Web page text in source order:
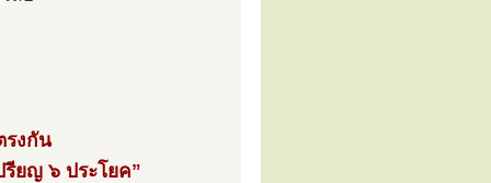
รงกัน
ยญ ๖ ประโยค”